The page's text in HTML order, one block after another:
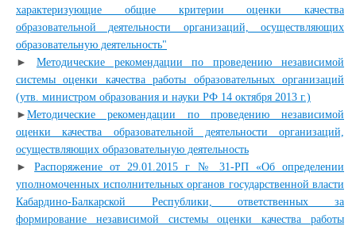
характеризующие общие критерии оценки качества
образовательной деятельности организаций, осуществляющих
образовательную деятельность"
► Методические рекомендации по проведению независимой
системы оценки качества работы образовательных организаций
(утв. министром образования и науки РФ 14 октября 2013 г.)
► Методические рекомендации по проведению независимой
оценки качества образовательной деятельности организаций,
осуществляющих образовательную деятельность
►Распоряжение от 29.01.2015 г № 31-РП «Об определении
уполномоченных исполнительных органов государственной власти
Кабардино-Балкарской Республики, ответственных за
формирование независимой системы оценки качества работы